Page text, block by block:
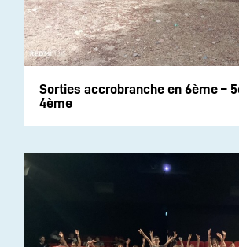
Sorties accrobranche en 6ème –
4ème